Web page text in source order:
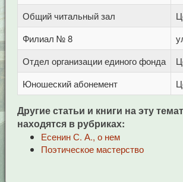
Общий читальный зал
Филиал № 8
Отдел организации единого фонда
Юношеский абонемент
Другие статьи и книги на эту
находятся в рубриках:
Есенин С. А., о нем
Поэтическое мастерство